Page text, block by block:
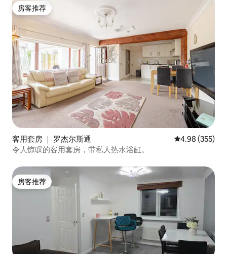
房客推荐
房客推荐
客用套房 ｜ 罗杰尔斯通 平均评分 4.98
4.98 (355)
令人惊叹的客用套房，带私人热水浴缸。
房客推荐
房客推荐